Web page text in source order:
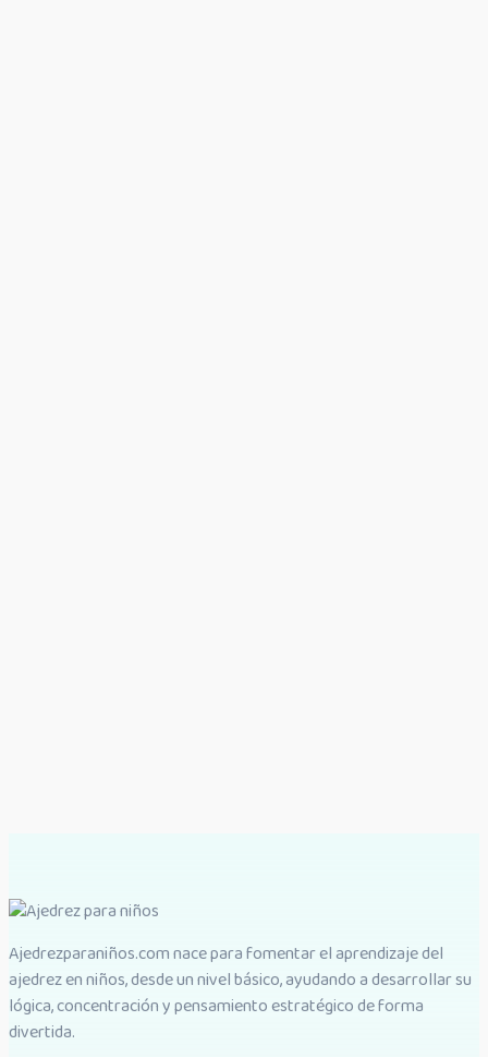
Ajedrezparaniños.com nace para fomentar el aprendizaje del
ajedrez en niños, desde un nivel básico, ayudando a desarrollar su
lógica, concentración y pensamiento estratégico de forma
divertida.